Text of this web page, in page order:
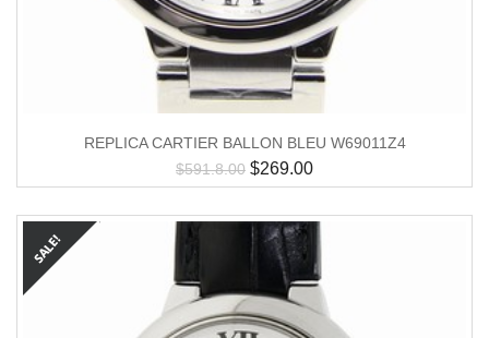
REPLICA CARTIER BALLON BLEU W69011Z4
$591.8.00 $269.00